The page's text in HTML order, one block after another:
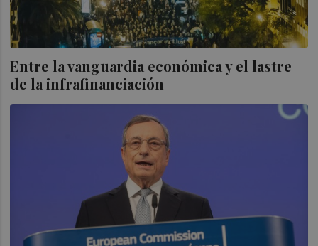
Entre la vanguardia económica y el lastre
de la infrafinanciación